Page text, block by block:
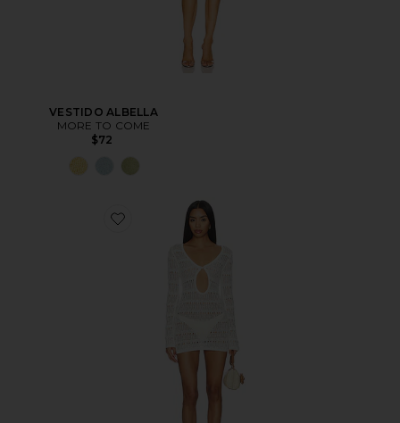
VESTIDO ALBELLA
MORE TO COME
$72